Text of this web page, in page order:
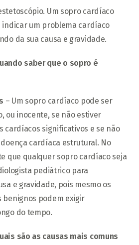
Um sopro cardíaco
indicar um problema cardíaco
da sua causa e gravidade.
saber que o sopro é
– Um sopro cardíaco pode ser
ou inocente, se não estiver
cardíacos significativos e se não
cardíaca estrutural. No
que qualquer sopro cardíaco seja
pediátrico para
e gravidade, pois mesmo os
benignos podem exigir
do tempo.
são as causas mais comuns